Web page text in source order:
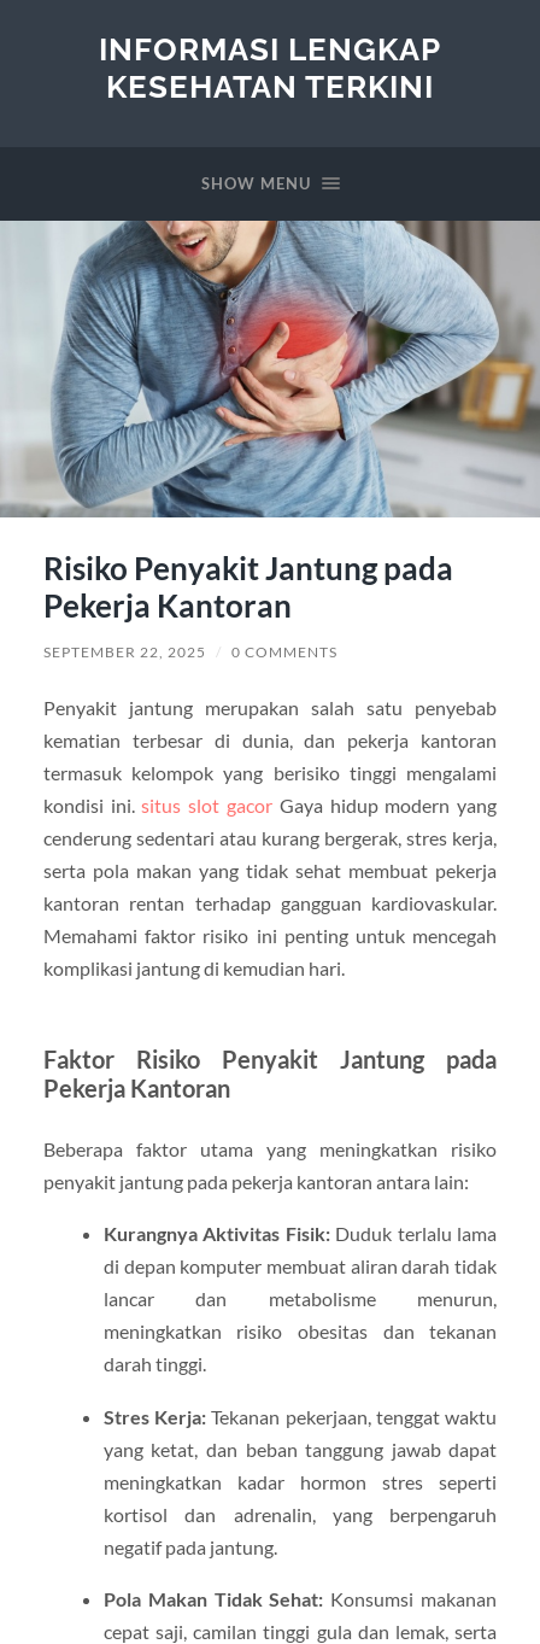
INFORMASI LENGKAP
KESEHATAN TERKINI
SHOW MENU
Risiko Penyakit Jantung pada
Pekerja Kantoran
SEPTEMBER 22, 2025 / 0 COMMENTS
Penyakit jantung merupakan salah satu penyebab
kematian terbesar di dunia, dan pekerja kantoran
termasuk kelompok yang berisiko tinggi mengalami
kondisi ini.situs slot gacor Gaya hidup modern yang
cenderung sedentari atau kurang bergerak, stres kerja,
serta pola makan yang tidak sehat membuat pekerja
kantoran rentan terhadap gangguan kardiovaskular.
Memahami faktor risiko ini penting untuk mencegah
komplikasi jantung di kemudian hari.
Faktor Risiko Penyakit Jantung pada
Pekerja Kantoran
Beberapa faktor utama yang meningkatkan risiko
penyakit jantung pada pekerja kantoran antara lain:
Kurangnya Aktivitas Fisik:Duduk terlalu lama
di depan komputer membuat aliran darah tidak
lancar dan metabolisme menurun,
meningkatkan risiko obesitas dan tekanan
darah tinggi.
Stres Kerja: Tekanan pekerjaan, tenggat waktu
yang ketat, dan beban tanggung jawab dapat
meningkatkan kadar hormon stres seperti
kortisol dan adrenalin, yang berpengaruh
negatif pada jantung.
Pola Makan Tidak Sehat: Konsumsi makanan
cepat saji, camilan tinggi gula dan lemak, serta